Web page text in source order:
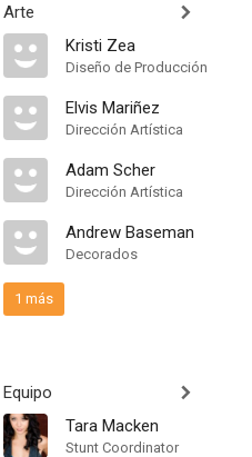
Arte
Kristi Zea
Diseño de Producción
Elvis Mariñez
Dirección Artística
Adam Scher
Dirección Artística
Andrew Baseman
Decorados
1 más
Equipo
Tara Macken
Stunt Coordinator